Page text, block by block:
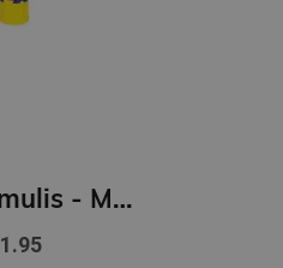
Līmes zīmulis - MONSTER